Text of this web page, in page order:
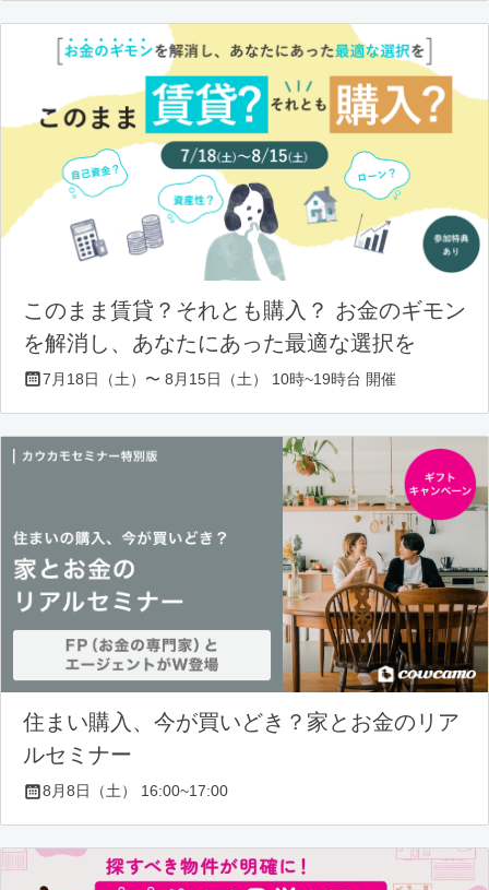
このまま賃貸？それとも購入？ お金のギモン
を解消し、あなたにあった最適な選択を
7月18日（土）〜 8月15日（土） 10時~19時台 開催
住まい購入、今が買いどき？家とお金のリア
ルセミナー
8月8日（土） 16:00~17:00